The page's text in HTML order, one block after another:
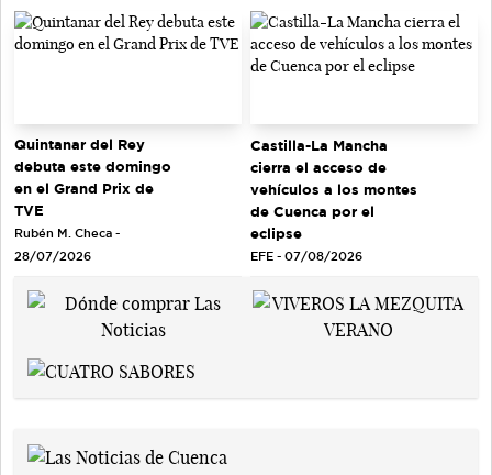
Quintanar del Rey
debuta este domingo
en el Grand Prix de
TVE
Rubén M. Checa -
28/07/2026
Castilla-La Mancha
cierra el acceso de
vehículos a los montes
de Cuenca por el
eclipse
EFE - 07/08/2026